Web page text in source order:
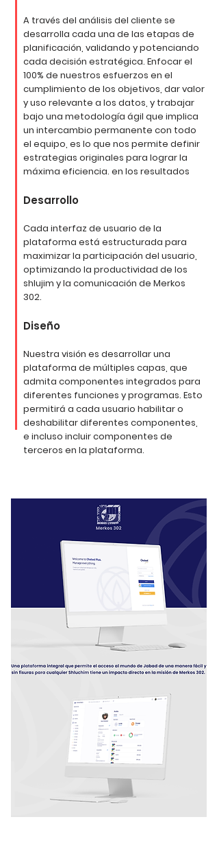
A través del análisis del cliente se
desarrolla cada una de las etapas de
planificación, validando y potenciando
cada decisión estratégica. Enfocar el
100% de nuestros esfuerzos en el
cumplimiento de los objetivos, dar valor
y uso relevante a los datos, y trabajar
bajo una metodología ágil que implica
un intercambio permanente con todo
el equipo, es lo que nos permite definir
estrategias originales para lograr la
máxima eficiencia. en los resultados
Desarrollo
Cada interfaz de usuario de la
plataforma está estructurada para
maximizar la participación del usuario,
optimizando la productividad de los
shlujim y la comunicación de Merkos
302.
Diseño
Nuestra visión es desarrollar una
plataforma de múltiples capas, que
admita componentes integrados para
diferentes funciones y programas. Esto
permitirá a cada usuario habilitar o
deshabilitar diferentes componentes,
e incluso incluir componentes de
terceros en la plataforma.